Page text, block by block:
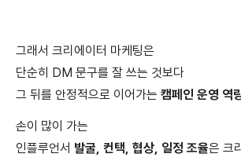
그래서 크리에이터 마케팅은
단순히 DM 문구를 잘 쓰는 것보다
그 뒤를 안정적으로 이어가는 캠페인 운영 역
손이 많이 가는
인플루언서 발굴, 컨택, 협상, 일정 조율은 크